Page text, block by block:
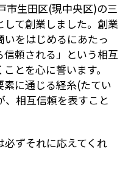
市生田区(現中央区)の三
て創業しました。創業
をはじめるにあたっ
頼される」という相互
とを心に誓います。
素に通じる経糸(たてい
、相互信頼を表すこと
必ずそれに応えてくれ